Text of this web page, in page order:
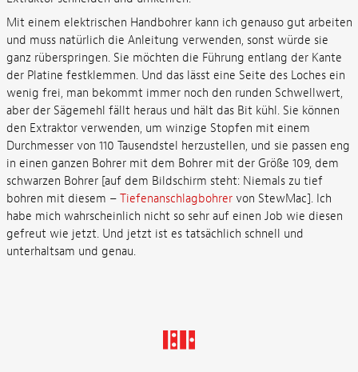
Mit einem elektrischen Handbohrer kann ich genauso gut arbeiten
und muss natürlich die Anleitung verwenden, sonst würde sie
ganz rüberspringen. Sie möchten die Führung entlang der Kante
der Platine festklemmen. Und das lässt eine Seite des Loches ein
wenig frei, man bekommt immer noch den runden Schwellwert,
aber der Sägemehl fällt heraus und hält das Bit kühl. Sie können
den Extraktor verwenden, um winzige Stopfen mit einem
Durchmesser von 110 Tausendstel herzustellen, und sie passen eng
in einen ganzen Bohrer mit dem Bohrer mit der Größe 109, dem
schwarzen Bohrer [auf dem Bildschirm steht: Niemals zu tief
bohren mit diesem – Tiefenanschlagbohrervon StewMac]. Ich
habe mich wahrscheinlich nicht so sehr auf einen Job wie diesen
gefreut wie jetzt. Und jetzt ist es tatsächlich schnell und
unterhaltsam und genau.